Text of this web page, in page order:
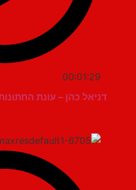
00:01:29
דניאל כהן – עונת החתונות